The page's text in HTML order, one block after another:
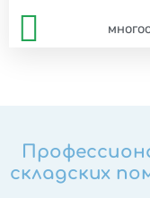
складских